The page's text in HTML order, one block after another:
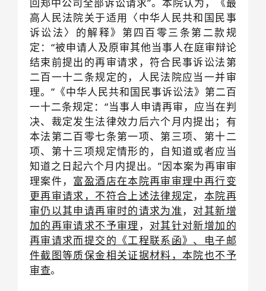
高人民法院关于适用〈中华人民共和国民事
诉讼法〉的解释》第四百零三条第二款规
定：“被申请人及原审其他当事人在庭审辩论
结束前提出的再审请求，符合民事诉讼法第
二百一十二条规定的，人民法院应当一并审
理。”《中华人民共和国民事诉讼法》第二百
一十二条规定：“当事人申请再审，应当在判
决、裁定发生法律效力后六个月内提出；有
本法第二百零七条第一项、第三项、第十二
项、第十三项规定情形的，自知道或者应当
知道之日起六个月内提出。”因本案为再审审
理案件， 富盈酒店在本院再审审理中再行变
更再审请求，不符合上述法律规定 ， 本院再
审仍以其申请再审时的请求为准， 对其新增
加的再审请求不予审理 ， 对其针对新增加的
再审请求而提交的《工程联系函》、电子邮
件截图等质保金相关证据材料，本院也不予
审查。